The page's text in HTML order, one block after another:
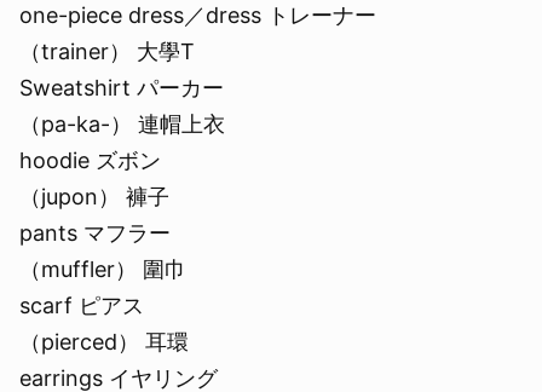
one-piece dress／dress トレーナー
（trainer） 大學T
Sweatshirt パーカー
（pa-ka-） 連帽上衣
hoodie ズボン
（jupon） 褲子
pants マフラー
（muffler） 圍巾
scarf ピアス
（pierced） 耳環
earrings イヤリング